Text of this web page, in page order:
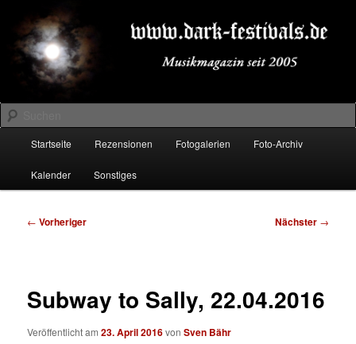
primären
Inhalt
springenDARK-FESTIVALS.DE
Suchen
Startseite Rezensionen Fotogalerien Foto-Archiv
Kalender Sonstiges
Beitragsnavigation
← Vorheriger Nächster →
Subway to Sally, 22.04.2016
Veröffentlicht am23. April 2016vonSven Bähr